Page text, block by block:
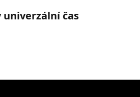
univerzální čas